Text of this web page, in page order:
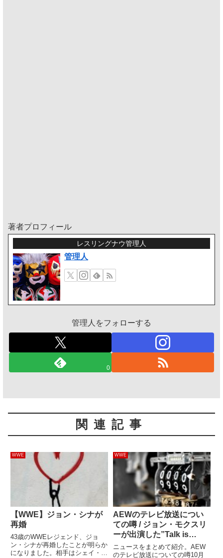
著者プロフィール
レスリングナウ管理人
管理人
管理人をフォローする
0
関連記事
WWE
【WWE】ジョン・シナが
再婚
43歳のWWEレジェンド、ジョ
ン・シナが再婚したことが明らか
になりました。相手はシェイ・シ
WWE
AEWのテレビ放送につい
ての噂 / ジョン・モクスリ
ーが出演した”Talk is
Jericho”のダウンロード数
ニュースをまとめて紹介。AEW
のテレビ放送についての噂10月